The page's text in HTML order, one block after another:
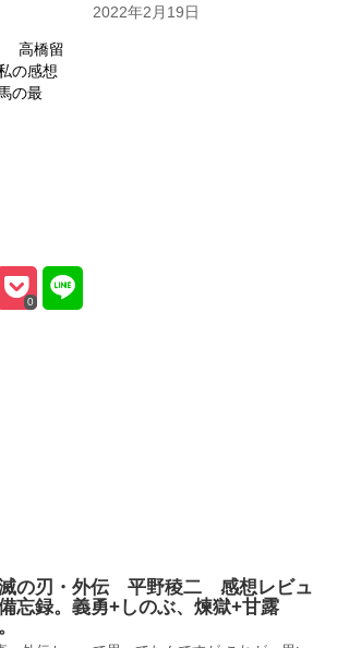
2022年2月19日
高橋留
の感想
の最
0
の刃・外伝 平野稜二 感想レビュ
忘録。義勇+しのぶ、煉獄+甘露